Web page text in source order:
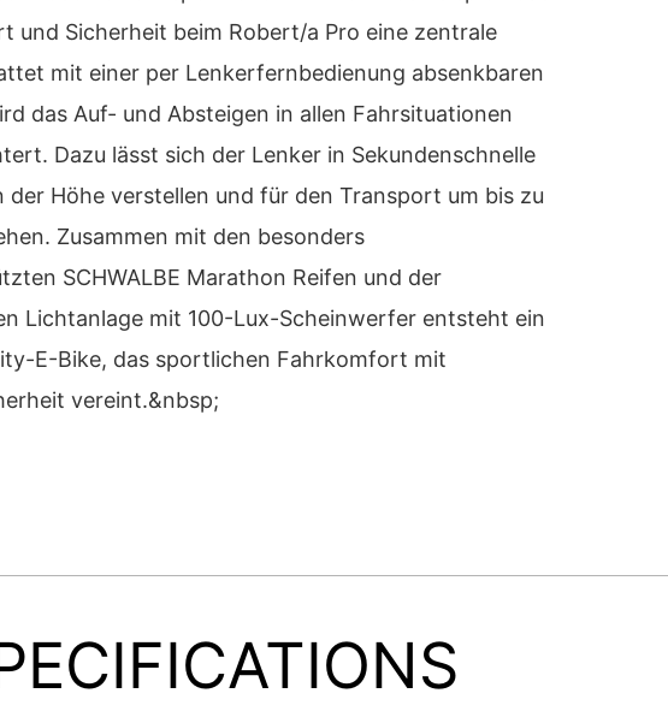
und Sicherheit beim Robert/a Pro eine zentrale
mit einer per Lenkerfernbedienung absenkbaren
das Auf- und Absteigen in allen Fahrsituationen
Dazu lässt sich der Lenker in Sekundenschnelle
der Höhe verstellen und für den Transport um bis zu
Zusammen mit den besonders
SCHWALBE Marathon Reifen und der
Lichtanlage mit 100-Lux-Scheinwerfer entsteht ein
E-Bike, das sportlichen Fahrkomfort mit
vereint.&nbsp;